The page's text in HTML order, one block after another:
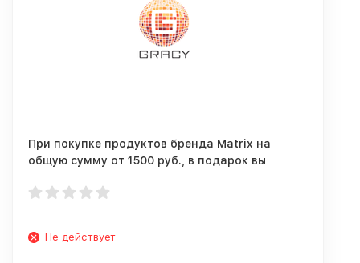
При покупке продуктов бренда Matrix на
общую сумму от 1500 руб., в подарок вы
Не действует